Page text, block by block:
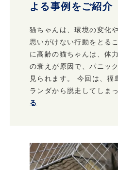
よる事例をご紹介
猫ちゃんは、環境の変化
思いがけない行動をとる
に高齢の猫ちゃんは、体
の衰えが原因で、パニッ
見られます。 今回は、福
ランダから脱走してしま
る